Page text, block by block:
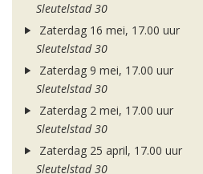
Sleutelstad 30
Zaterdag 16 mei, 17.00 uur
Sleutelstad 30
Zaterdag 9 mei, 17.00 uur
Sleutelstad 30
Zaterdag 2 mei, 17.00 uur
Sleutelstad 30
Zaterdag 25 april, 17.00 uur
Sleutelstad 30